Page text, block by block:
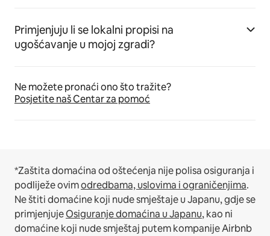
Primjenjuju li se lokalni propisi na
ugošćavanje u mojoj zgradi?
Ne možete pronaći ono što tražite?
Posjetite naš Centar za pomoć
*Zaštita domaćina od oštećenja nije polisa osiguranja i
podliježe ovimodredbama, uslovima i ograničenjima.
Ne štiti domaćine koji nude smještaje u Japanu, gdje se
primjenjujeOsiguranje domaćina u Japanu, kao ni
domaćine koji nude smještaj putem kompanije Airbnb